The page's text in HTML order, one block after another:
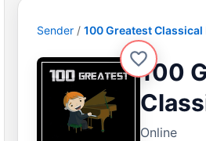
Sender 100 Greatest
100
Online